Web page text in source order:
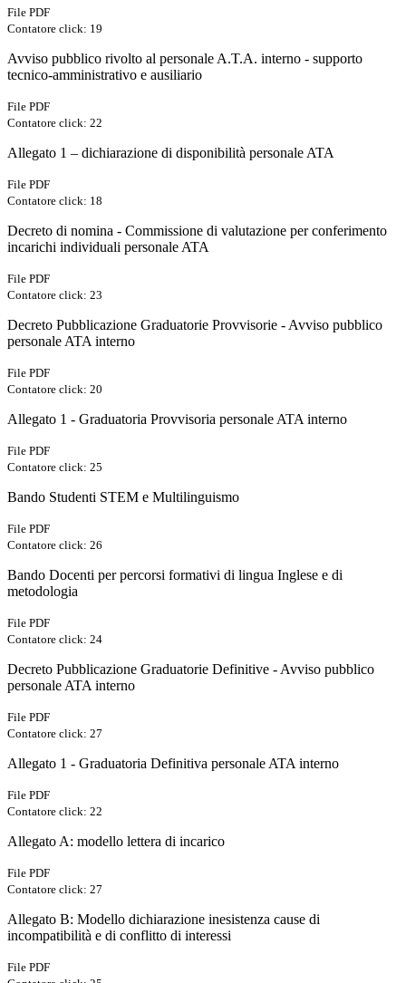
File PDF
Contatore click: 19
Avviso pubblico rivolto al personale A.T.A. interno - supporto
tecnico-amministrativo e ausiliario
File PDF
Contatore click: 22
Allegato 1 – dichiarazione di disponibilità personale ATA
File PDF
Contatore click: 18
Decreto di nomina - Commissione di valutazione per conferimento
incarichi individuali personale ATA
File PDF
Contatore click: 23
Decreto Pubblicazione Graduatorie Provvisorie - Avviso pubblico
personale ATA interno
File PDF
Contatore click: 20
Allegato 1 - Graduatoria Provvisoria personale ATA interno
File PDF
Contatore click: 25
Bando Studenti STEM e Multilinguismo
File PDF
Contatore click: 26
Bando Docenti per percorsi formativi di lingua Inglese e di
metodologia
File PDF
Contatore click: 24
Decreto Pubblicazione Graduatorie Definitive - Avviso pubblico
personale ATA interno
File PDF
Contatore click: 27
Allegato 1 - Graduatoria Definitiva personale ATA interno
File PDF
Contatore click: 22
Allegato A: modello lettera di incarico
File PDF
Contatore click: 27
Allegato B: Modello dichiarazione inesistenza cause di
incompatibilità e di conflitto di interessi
File PDF